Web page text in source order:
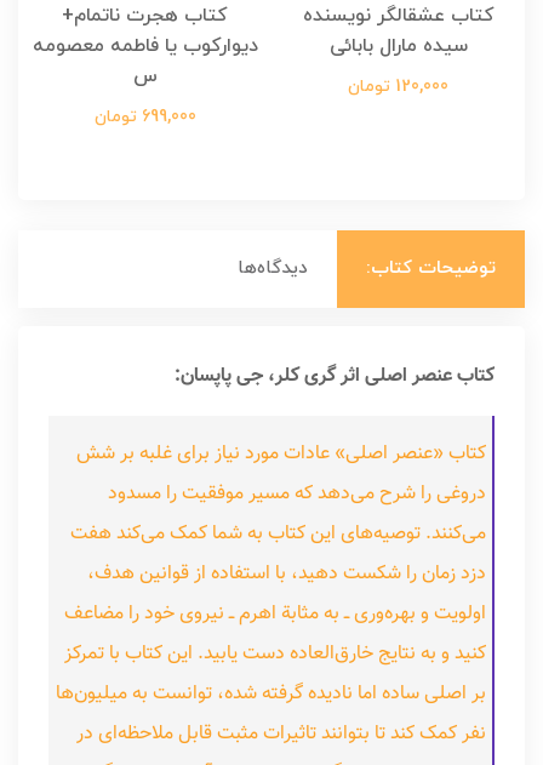
کتاب عشقالگر نویسنده
سیده مارال بابائی
120,000 تومان
کتاب هجرت ناتمام+
دیوارکوب یا فاطمه معصومه
س
699,000 تومان
توضیحات کتاب: دیدگاه‌ها
کتاب عنصر اصلی اثر گری کلر، جی پاپسان:
کتاب «عنصر اصلی» عادات مورد نیاز برای غلبه بر شش
دروغی را شرح می‌دهد که مسیر موفقیت را مسدود
می‌کنند. توصیه‌های این کتاب به شما کمک می‌کند هفت
دزد زمان را شکست دهید، با استفاده از قوانین هدف،
اولویت و بهره‌وری ــ به مثابة اهرم ــ نیروی خود را مضاعف‌
کنید و به نتایج خارق‌العاده دست یابید. این کتاب با تمرکز
بر اصلی ساده اما نادیده گرفته شده، توانست به میلیون‌ها
نفر کمک کند تا بتوانند تاثیرات مثبت قابل ملاحظه‌ای در